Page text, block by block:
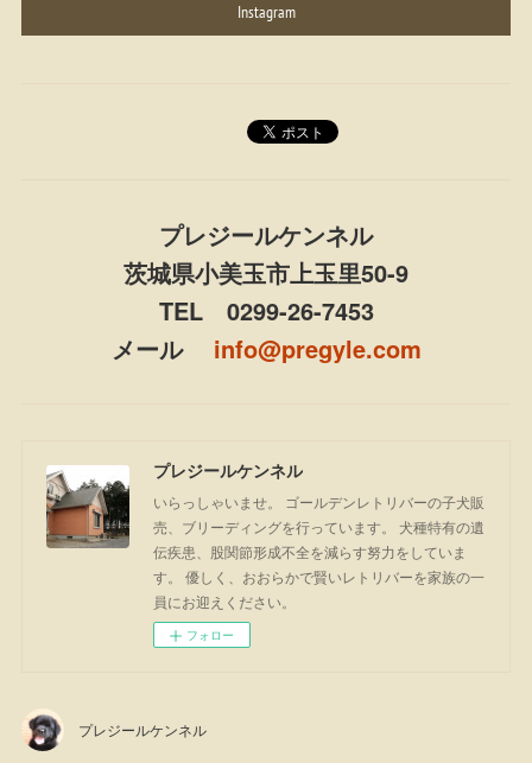
Instagram
プレジールケンネル
茨城県小美玉市上玉里50-9
TEL 0299-26-7453
メール info@pregyle.com
プレジールケンネル
いらっしゃいませ。 ゴールデンレトリバーの子犬販
売、ブリーディングを行っています。 犬種特有の遺
伝疾患、股関節形成不全を減らす努力をしていま
す。 優しく、おおらかで賢いレトリバーを家族の一
員にお迎えください。
フォロー
プレジールケンネル